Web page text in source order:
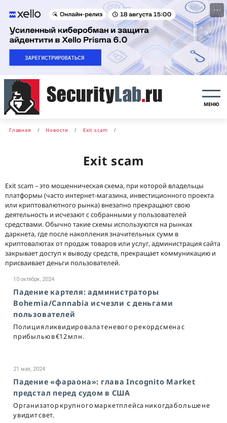
···
МЕНЮ
Главная Новости Exit scam
Exit scam
Exit scam – это мошенническая схема, при которой владельцы
платформы (часто интернет-магазина, инвестиционного проекта
или криптовалютного рынка) внезапно прекращают свою
деятельность и исчезают с собранными у пользователей
средствами. Обычно такие схемы используются на рынках
даркнета, где после накопления значительных сумм в
криптовалютах от продаж товаров или услуг, администрация сайта
закрывает доступ к выводу средств, прекращает коммуникацию и
присваивает деньги пользователей.
10 октября, 2024
Падение картеля: администраторы
Bohemia/Cannabia исчезли с деньгами
пользователей
Полиция ликвидировала теневого рекордсмена с
прибылью в €12 млн.
21 мая, 2024
Падение «фараона»: глава Incognito Market
предстал перед судом в США
Организатор крупного маркетплейса никогда больше не
увидит свет.